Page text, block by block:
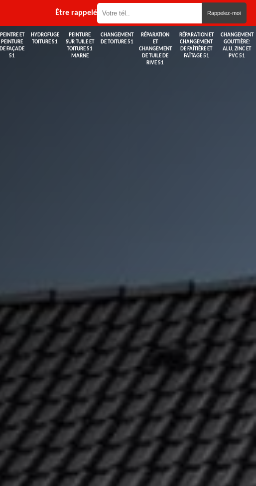
Être rappelé
PEINTRE ET
PEINTURE
DE FAÇADE
51
HYDROFUGE
TOITURE 51
PEINTURE
SUR TUILE ET
TOITURE 51
MARNE
CHANGEMENT
DE TOITURE 51
RÉPARATION
ET
CHANGEMENT
DE TUILE DE
RIVE 51
RÉPARATION ET
CHANGEMENT
DE FAÎTIÈRE ET
FAÎTAGE 51
CHANGEMENT
GOUTTIÈRE:
ALU, ZINC ET
PVC 51